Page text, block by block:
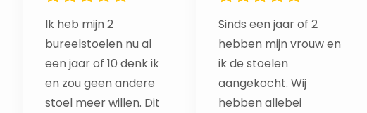
Ik heb mijn 2
bureelstoelen nu al
een jaar of 10 denk ik
en zou geen andere
stoel meer willen. Dit
Sinds een jaar of 2
hebben mijn vrouw en
ik de stoelen
aangekocht. Wij
hebben allebei